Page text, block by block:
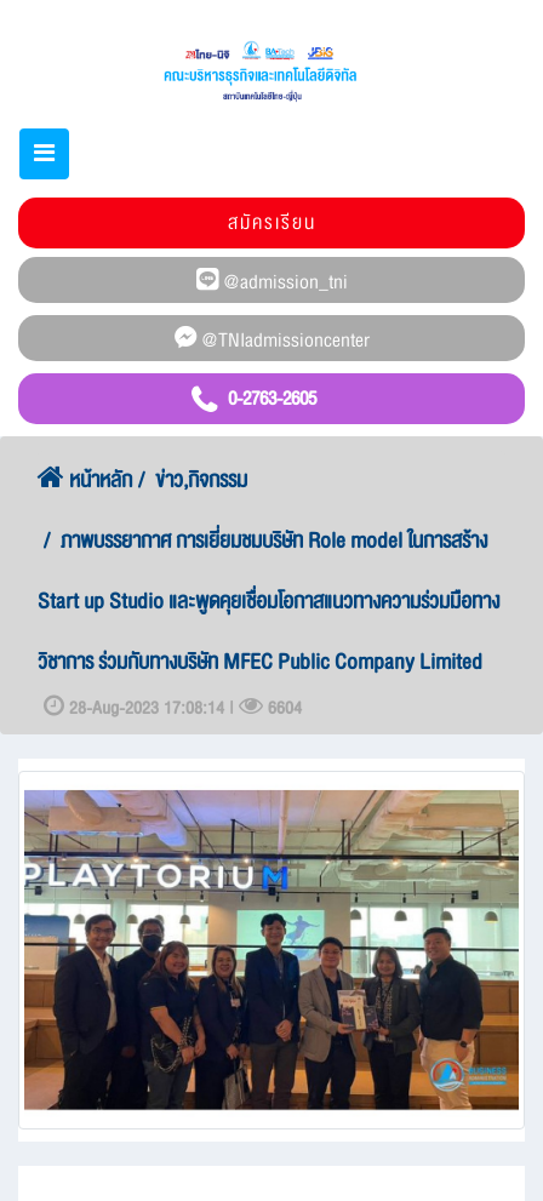
0-2763-2605
สมัครเรียน
หน้าหลัก
ข่าว,กิจกรรม
ภาพบรรยากาศ การเยี่ยมชมบริษัท Role model ในการสร้าง
Start up Studio และพูดคุยเชื่อมโอกาสแนวทางความร่วมมือทาง
วิชาการ ร่วมกับทางบริษัท MFEC Public Company Limited
28-Aug-2023 17:08:14 | 6604